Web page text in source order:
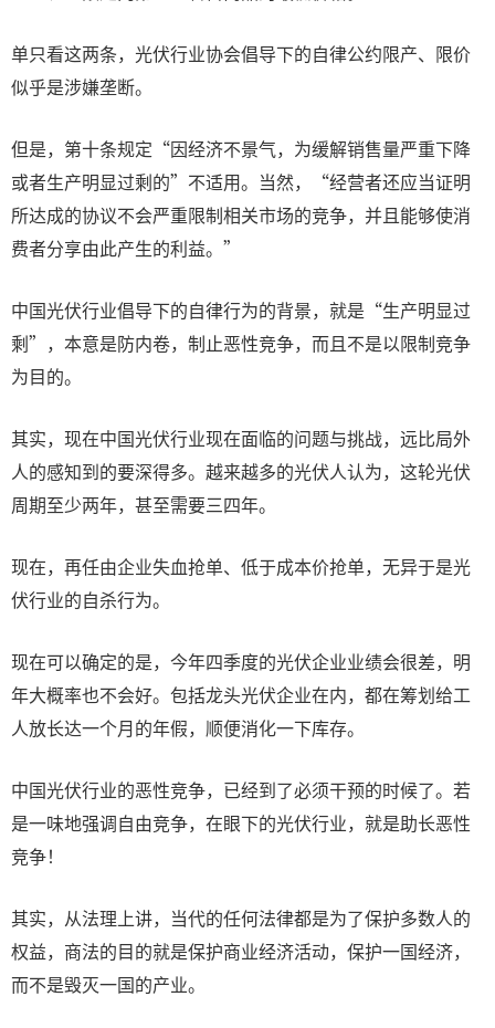
单只看这两条，光伏行业协会倡导下的自律公约限产、限价
似乎是涉嫌垄断。
但是，第十条规定“因经济不景气，为缓解销售量严重下降
或者生产明显过剩的”不适用。当然，“经营者还应当证明
所达成的协议不会严重限制相关市场的竞争，并且能够使消
费者分享由此产生的利益。”
中国光伏行业倡导下的自律行为的背景，就是“生产明显过
剩”，本意是防内卷，制止恶性竞争，而且不是以限制竞争
为目的。
其实，现在中国光伏行业现在面临的问题与挑战，远比局外
人的感知到的要深得多。越来越多的光伏人认为，这轮光伏
周期至少两年，甚至需要三四年。
现在，再任由企业失血抢单、低于成本价抢单，无异于是光
伏行业的自杀行为。
现在可以确定的是，今年四季度的光伏企业业绩会很差，明
年大概率也不会好。包括龙头光伏企业在内，都在筹划给工
人放长达一个月的年假，顺便消化一下库存。
中国光伏行业的恶性竞争，已经到了必须干预的时候了。若
是一味地强调自由竞争，在眼下的光伏行业，就是助长恶性
竞争！
其实，从法理上讲，当代的任何法律都是为了保护多数人的
权益，商法的目的就是保护商业经济活动，保护一国经济，
而不是毁灭一国的产业。